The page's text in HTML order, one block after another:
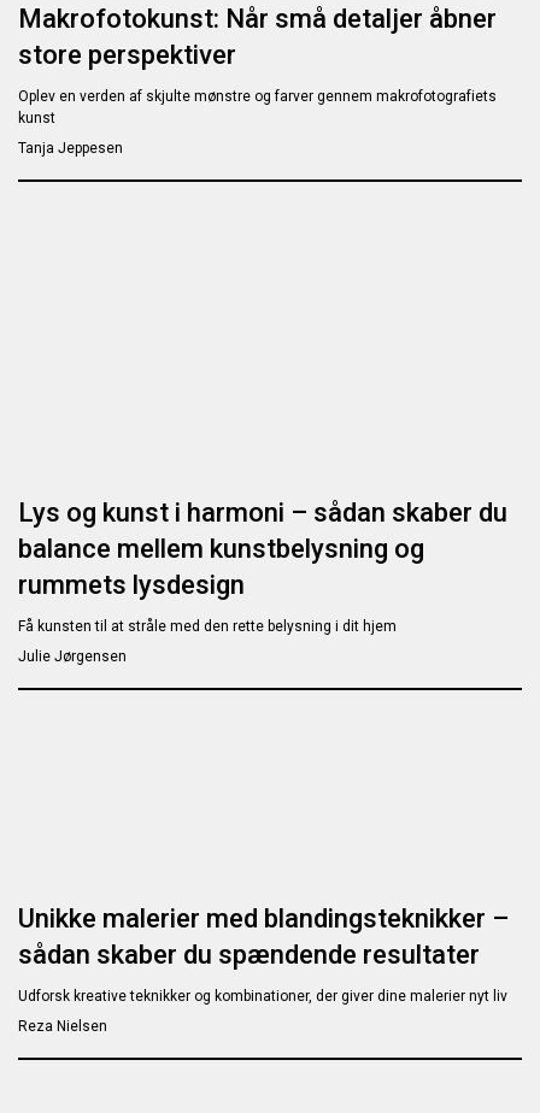
Makrofotokunst: Når små detaljer åbner
store perspektiver
Oplev en verden af skjulte mønstre og farver gennem makrofotografiets
kunst
Tanja Jeppesen
Lys og kunst i harmoni – sådan skaber du
balance mellem kunstbelysning og
rummets lysdesign
Få kunsten til at stråle med den rette belysning i dit hjem
Julie Jørgensen
Unikke malerier med blandingsteknikker –
sådan skaber du spændende resultater
Udforsk kreative teknikker og kombinationer, der giver dine malerier nyt liv
Reza Nielsen